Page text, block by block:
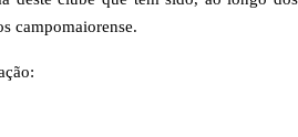
campomaiorense.